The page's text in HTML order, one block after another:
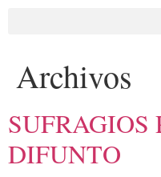
Archivos
SUFRAGIOS
DIFUNTO